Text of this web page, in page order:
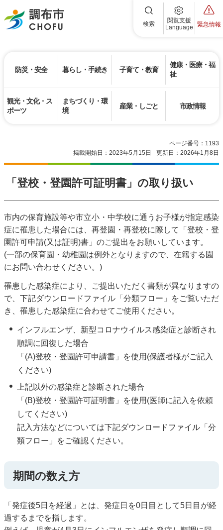
調布市 検索
閲覧支援
Language
緊急情報
防災・安全 暮らし・手続き 子育て・教育
健康・医療・福
祉
観光・文化・ス
ポーツ
まちづくり・環
境
産業・しごと 市政情報
ページ番号：1193
掲載開始日：2023年5月15日
更新日：2026年1月8日
「登校・登園許可証明書」の取り扱い
市内の保育施設等や市立小・中学校に通うお子様が指定感染
症に罹患した場合には、再登園・再登校に際して「登校・登
園許可申請(又は証明)書」のご提出をお願いしています。
(一部の保育園・幼稚園は例外となりますので、在籍する園
にお問い合わせください。)
罹患した感染症により、ご提出いただく書類が異なりますの
で、下記ダウンロードファイル「分類フロー」をご覧いただ
き、罹患した感染症に合わせてご使用ください。
インフルエンザ、新型コロナウイルス感染症と診断され
順調に回復した場合
「(A)登校・登園許可申請書」を使用(保護者様がご記入
ください)
上記以外の感染症と診断された場合
「(B)登校・登園許可証明書」を使用(医師に記入を依頼
してください)
記入方法などについては下記ダウンロードファイル「分
類フロー」をご確認ください。
期間の数え方
「発症後5日を経過」とは、発症日を0日目として5日目が経
過するまでを指します。